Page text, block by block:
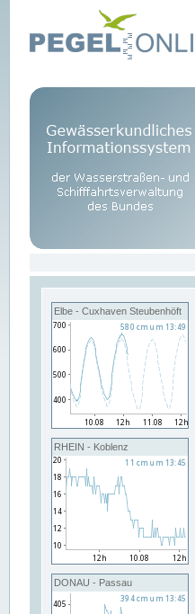
Elbe - Cuxhaven Steubenhöft
RHEIN - Koblenz
DONAU - Passau